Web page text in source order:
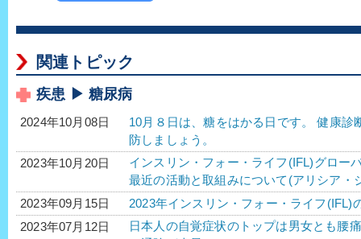
関連トピック
疾患 ▶ 糖尿病
2024年10月08日
10月８日は、糖をはかる日です。 健康
防しましょう。
2023年10月20日
インスリン・フォー・ライフ(IFL)グロー
最近の活動と取組みについて(アリシア・
2023年09月15日
2023年インスリン・フォー・ライフ(IFL)
2023年07月12日
日本人の自覚症状のトップは男女とも腰